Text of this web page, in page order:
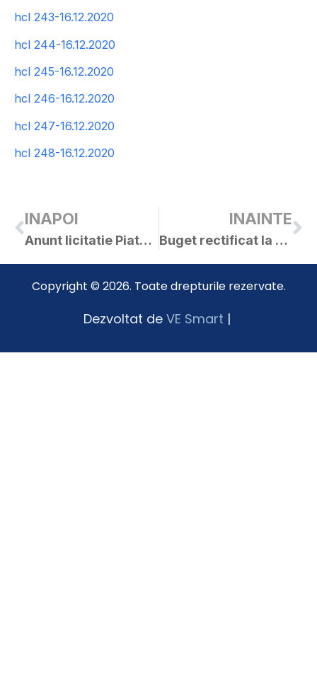
hcl 243-16.12.2020
hcl 244-16.12.2020
hcl 245-16.12.2020
hcl 246-16.12.2020
hcl 247-16.12.2020
hcl 248-16.12.2020
INAPOI
Anunt licitatie Piata Agroalimentara
INAINTE
Buget rectificat la 18.12.2020
Copyright © 2026. Toate drepturile rezervate.
Dezvoltat de VE Smart |